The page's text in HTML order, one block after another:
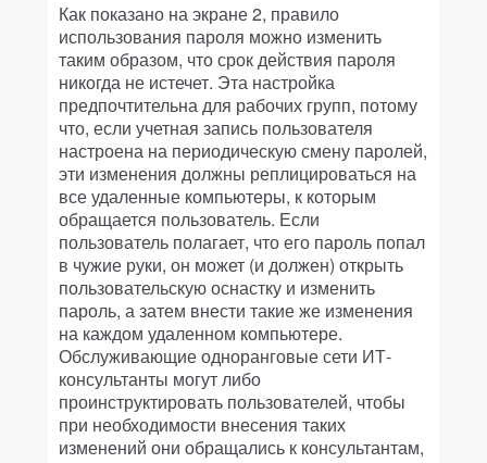
Как показано на экране 2, правило
использования пароля можно изменить
таким образом, что срок действия пароля
никогда не истечет. Эта настройка
предпочтительна для рабочих групп, потому
что, если учетная запись пользователя
настроена на периодическую смену паролей,
эти изменения должны реплицироваться на
все удаленные компьютеры, к которым
обращается пользователь. Если
пользователь полагает, что его пароль попал
в чужие руки, он может (и должен) открыть
пользовательскую оснастку и изменить
пароль, а затем внести такие же изменения
на каждом удаленном компьютере.
Обслуживающие одноранговые сети ИТ-
консультанты могут либо
проинструктировать пользователей, чтобы
при необходимости внесения таких
изменений они обращались к консультантам,